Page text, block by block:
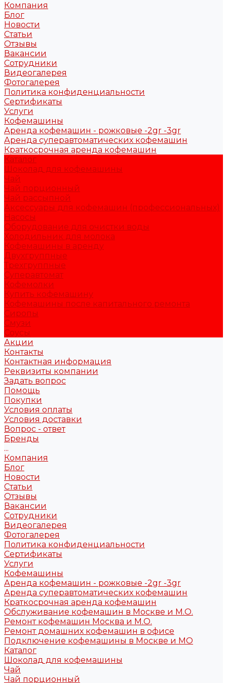
Компания
Блог
Новости
Статьи
Отзывы
Вакансии
Сотрудники
Видеогалерея
Фотогалерея
Политика конфиденциальности
Сертификаты
Услуги
Кофемашины
Аренда кофемашин - рожковые -2gr -3gr
Аренда суперавтоматических кофемашин
Краткосрочная аренда кофемашин
Каталог
Шоколад для кофемашины
Чай
Чай порционный
Чай рассыпной
Аксессуары для кофемашин (профессиональных)
Насосы
Оборудование для очистки воды
Холодильник для молока
Кофемашины в аренду
Двухгруппные
Трехгруппные
Суперавтомат
Кофемолки
Купить кофемашину
Кофемашины после капитального ремонта
Сиропы
Смузи
Соусы
Акции
Контакты
Контактная информация
Реквизиты компании
Задать вопрос
Помощь
Покупки
Условия оплаты
Условия доставки
Вопрос - ответ
Бренды
...
Компания
Блог
Новости
Статьи
Отзывы
Вакансии
Сотрудники
Видеогалерея
Фотогалерея
Политика конфиденциальности
Сертификаты
Услуги
Кофемашины
Аренда кофемашин - рожковые -2gr -3gr
Аренда суперавтоматических кофемашин
Краткосрочная аренда кофемашин
Обслуживание кофемашин в Москве и М.О.
Ремонт кофемашин Москва и М.О.
Ремонт домашних кофемашин в офисе
Подключение кофемашины в Москве и МО
Каталог
Шоколад для кофемашины
Чай
Чай порционный